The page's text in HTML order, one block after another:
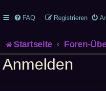
FAQ Registrieren
Startseite Foren-
Anmelden